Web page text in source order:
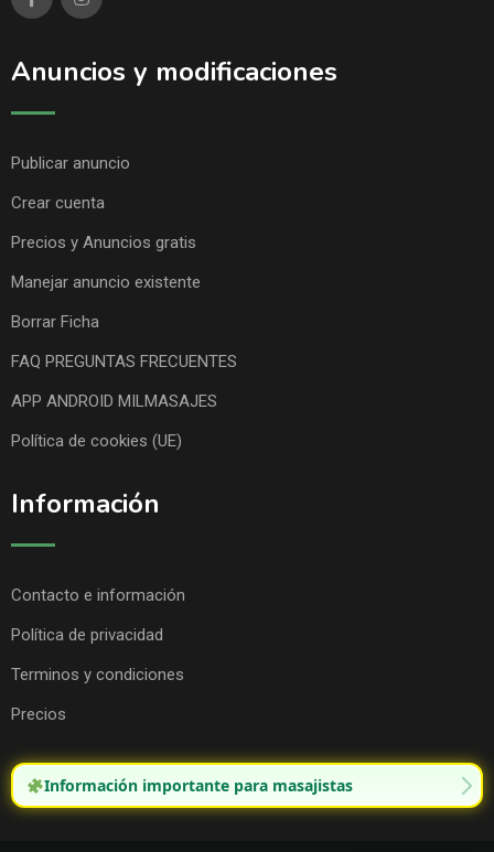
Anuncios y modificaciones
Publicar anuncio
Crear cuenta
Precios y Anuncios gratis
Manejar anuncio existente
Borrar Ficha
FAQ PREGUNTAS FRECUENTES
APP ANDROID MILMASAJES
Política de cookies (UE)
Información
Contacto e información
Política de privacidad
Terminos y condiciones
Precios
Información importante para masajistas